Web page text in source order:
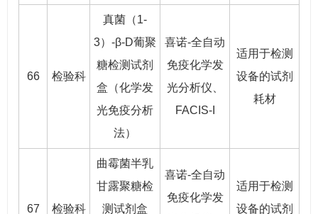
66 检验科
真菌（1-
3）-β-D葡聚
糖检测试剂
盒（化学发
光免疫分析
法）
喜诺-全自动
免疫化学发
光分析仪、
FACIS-I
适用于检测
设备的试剂
耗材
67 检验科
曲霉菌半乳
甘露聚糖检
测试剂盒
喜诺-全自动
免疫化学发
适用于检测
设备的试剂